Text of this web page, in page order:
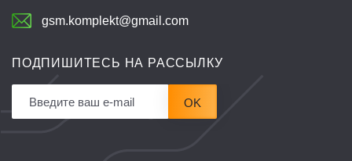
gsm.komplekt@gmail.com
ПОДПИШИТЕСЬ НА РАССЫЛКУ
OK